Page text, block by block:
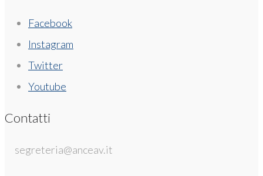
Facebook
Instagram
Twitter
Youtube
Contatti
segreteria@anceav.it